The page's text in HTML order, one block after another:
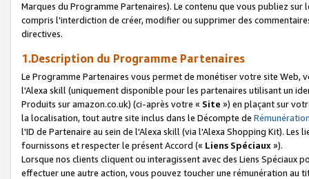
Marques du Programme Partenaires). Le contenu que vous publiez
compris l'interdiction de créer, modifier ou supprimer des
directives.
1.Description du Programme Partenaires
Le Programme Partenaires vous permet de monétiser votre site Web,
l'Alexa skill (uniquement disponible pour les partenaires utilisant un
Produits sur amazon.co.uk) (ci-après votre « Site ») en plaçant sur
la localisation, tout autre site inclus dans le Décompte de
l'ID de Partenaire au sein de l'Alexa skill (via l'Alexa Shopping Kit).
fournissons et respecter le présent Accord (« Liens Spéciaux»).
Lorsque nos clients cliquent ou interagissent avec des Liens Spéciaux
effectuer une autre action, vous pouvez toucher une rémunération